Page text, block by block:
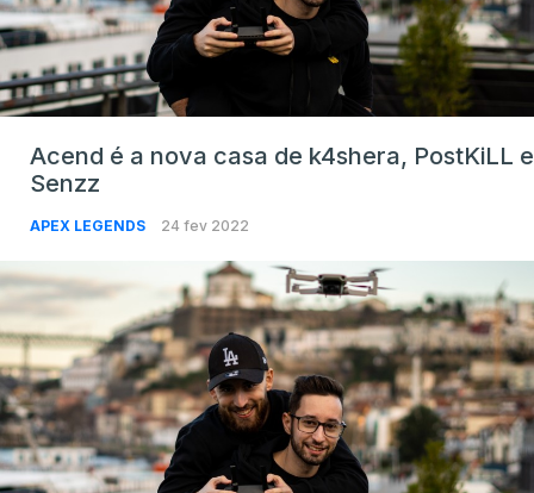
Acend é a nova casa de k4shera, PostKiLL e
Senzz
APEX LEGENDS 24 fev 2022